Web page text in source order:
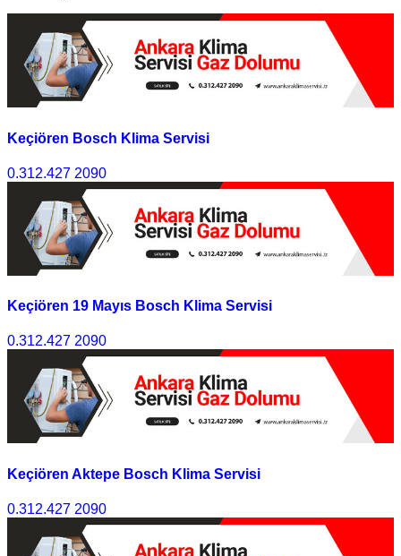
Keçiören Bosch Klima Servisi
0.312.427 2090
Keçiören 19 Mayıs Bosch Klima Servisi
0.312.427 2090
Keçiören Aktepe Bosch Klima Servisi
0.312.427 2090